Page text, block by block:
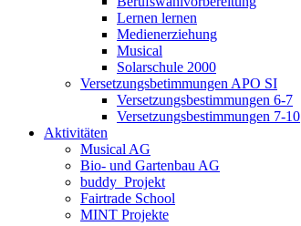
Lernen lernen
Medienerziehung
Musical
Solarschule 2000
Versetzungsbetimmungen APO SI
Versetzungsbestimmungen 6-7
Versetzungsbestimmungen 7-10
Aktivitäten
Musical AG
Bio- und Gartenbau AG
buddy_Projekt
Fairtrade School
MINT Projekte